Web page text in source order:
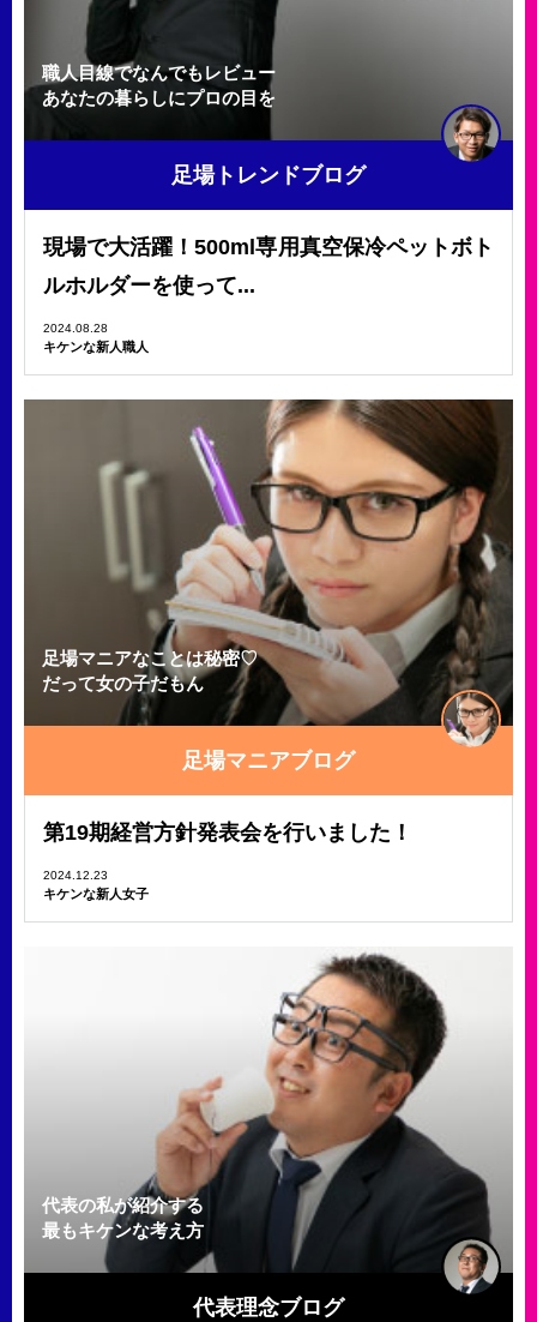
職人目線でなんでもレビュー
あなたの暮らしにプロの目を
足場トレンドブログ
現場で大活躍！500ml専用真空保冷ペットボト
ルホルダーを使って...
2024.08.28
キケンな新人職人
足場マニアなことは秘密♡
だって女の子だもん
足場マニアブログ
第19期経営方針発表会を行いました！
2024.12.23
キケンな新人女子
代表の私が紹介する
最もキケンな考え方
代表理念ブログ